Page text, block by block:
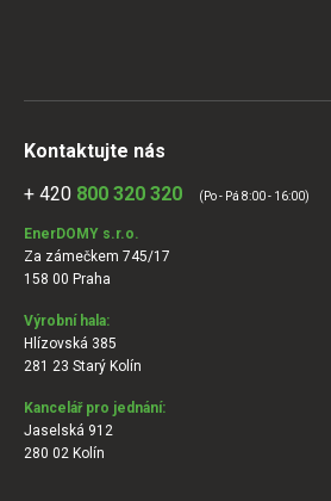
Kontaktujte nás
+ 420 800 320 320 (Po - Pá 8:00 - 16:00)
EnerDOMY s.r.o.
Za zámečkem 745/17
158 00 Praha
Výrobní hala:
Hlízovská 385
281 23 Starý Kolín
Kancelář pro jednání:
Jaselská 912
280 02 Kolín